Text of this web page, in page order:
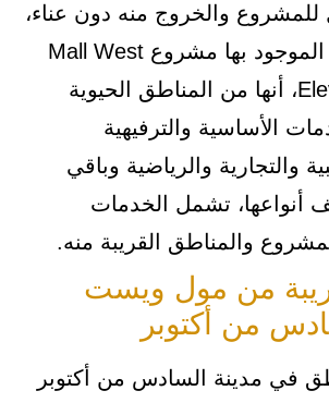
للمشروع والخروج منه دون عناء،
وتتميز المنطقة الموجود بها مشروع Mall West
Eleven 6 October، أنها من المناطق الحيوية
الأساسية والترفيهية
والتجارية والرياضية وباقي
أنواعها، تشمل الخدمات
والمناطق القريبة منه.
من مول ويست
من أكتوبر
في مدينة السادس من أكتوبر